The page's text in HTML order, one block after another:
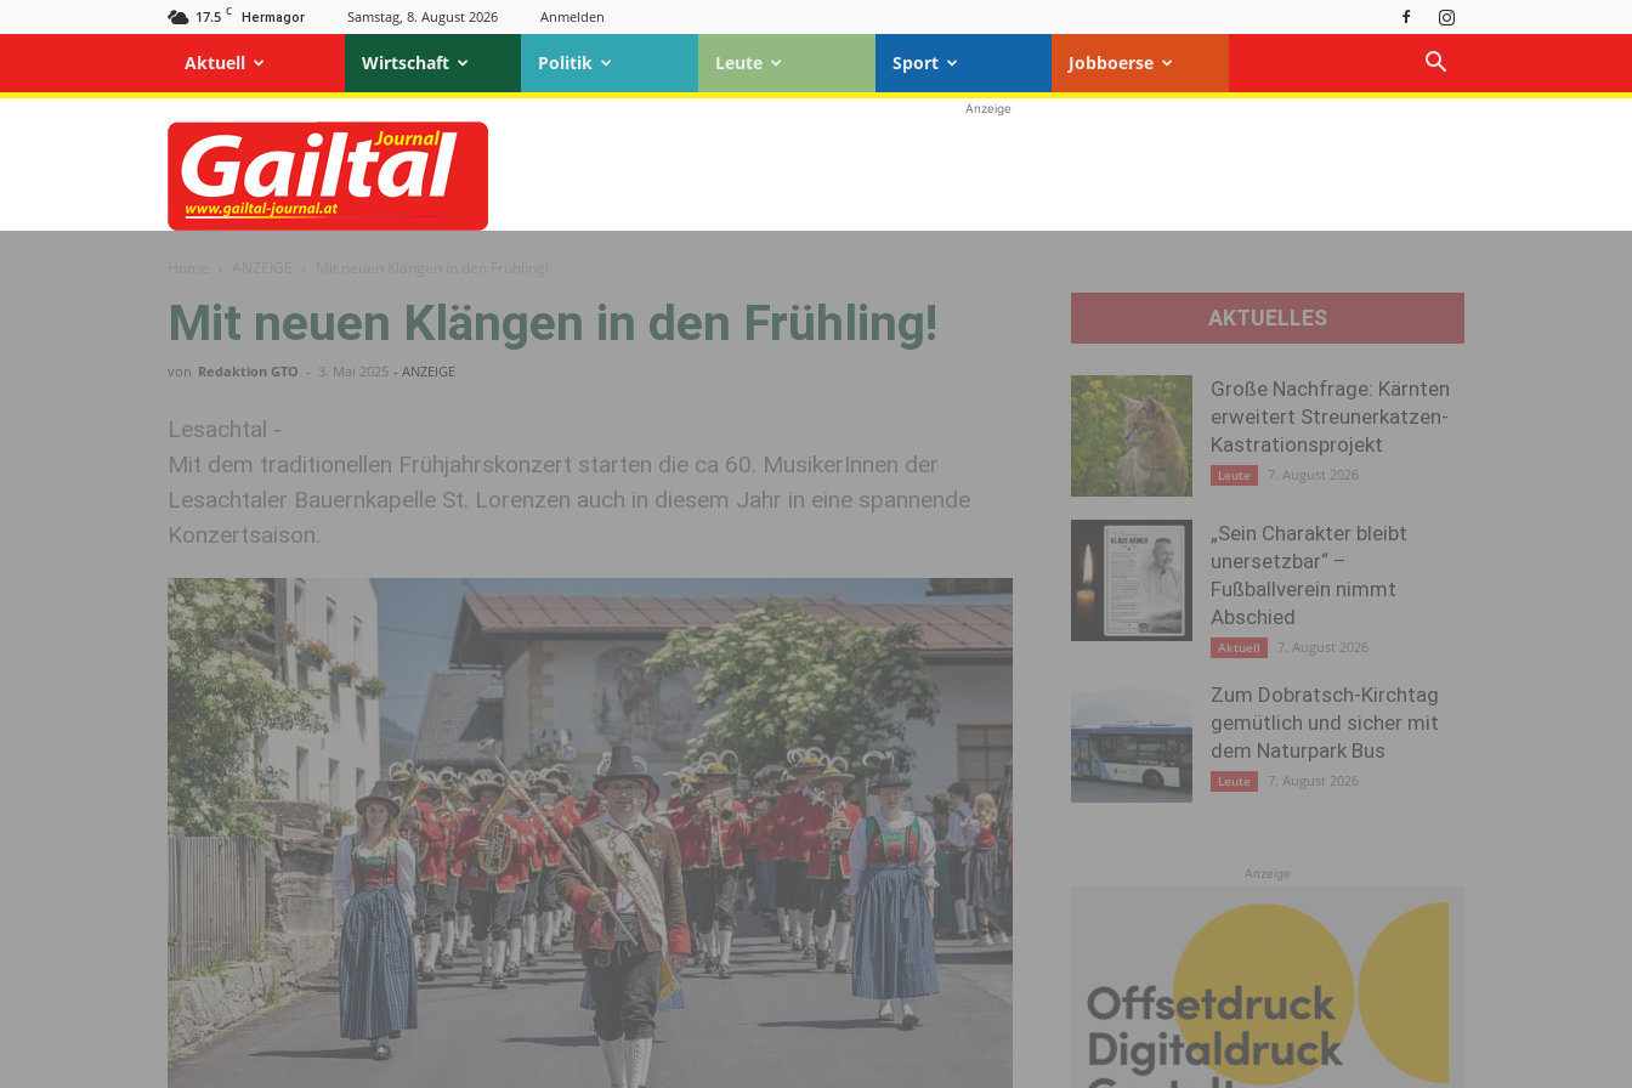
17.5 C Hermagor Samstag, 8. August 2026 Anmelden
Aktuell Wirtschaft Politik Leute Sport Jobboerse
Gailtal
Journal
Anzeige
Mit neuen Klängen in den Frühling!
von Redaktion GTO - 3. Mai 2025 - ANZEIGE
Lesachtal -
Mit dem traditionellen Frühjahrskonzert starten die ca 60. MusikerInnen der
Lesachtaler Bauernkapelle St. Lorenzen auch in diesem Jahr in eine spannende
Konzertsaison.
AKTUELLES
Große Nachfrage: Kärnten
erweitert Streunerkatzen-
Kastrationsprojekt
Leute 7. August 2026
„Sein Charakter bleibt
unersetzbar“ –
Fußballverein nimmt
Abschied
Aktuell 7. August 2026
Zum Dobratsch-Kirchtag
gemütlich und sicher mit
dem Naturpark Bus
Leute 7. August 2026
Anzeige